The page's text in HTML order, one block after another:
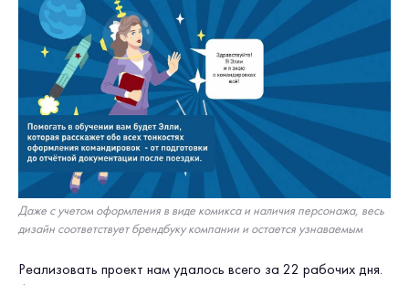
Даже с учетом оформления в виде комикса и наличия персонажа, весь
дизайн соответствует брендбуку компании и остается узнаваемым
Реализовать проект нам удалось всего за 22 рабочих дня.